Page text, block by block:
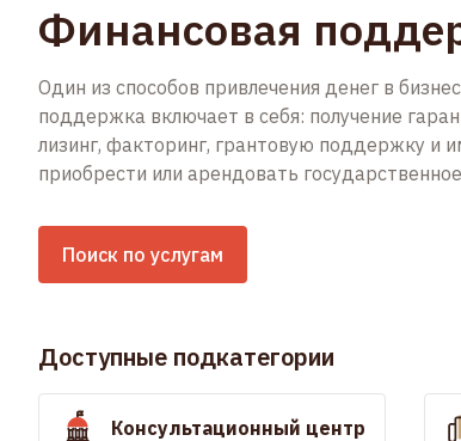
Финансовая
Один из способов привлечения денег в
поддержка включает в себя: получение
лизинг, факторинг, грантовую поддержку
приобрести или арендовать
Поиск по услугам
Доступные подкатегории
Консультационный центр